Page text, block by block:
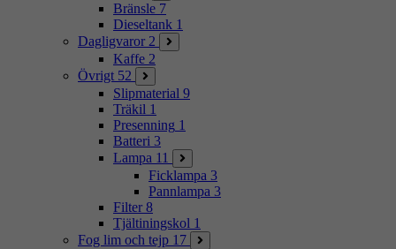
Bränsle 7
Dieseltank 1
Dagligvaror 2
Kaffe 2
Övrigt 52
Slipmaterial 9
Träkil 1
Presenning 1
Batteri 3
Lampa 11
Ficklampa 3
Pannlampa 3
Filter 8
Tjältiningskol 1
Fog lim och tejp 17